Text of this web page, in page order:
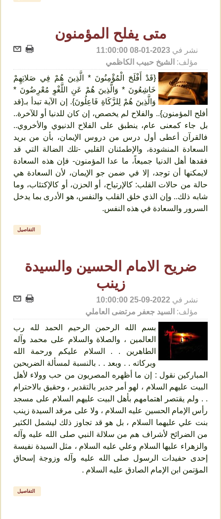
متى يفلح المؤمنون
نشر في 2023-01-08 11:00:00
مؤلف: الشيخ حبيب الكاظمي
{قَدْ أَفْلَحَ الْمُؤْمِنُونَ * الَّذِينَ هُمْ فِي صَلاتِهِمْ
خَاشِعُونَ * وَالَّذِينَ هُمْ عَنِ اللَّغْوِ مُعْرِضُونَ *
وَالَّذِينَ هُمْ لِلزَّكَاةِ فَاعِلُونَ}. إن الآية تبدأ بـ{قد
أفلح المؤمنون}.. والفلاح لم يخصص، إن كان للدنيا أو للآخرة..
بل جاء كمعنى عام، ينطبق على الفلاح الدنيوي والأخروي..
فالقرآن أعطى أول درس من دروس الإيمان، بأن من يريد
السعادة المنشودة، والإطمئنان القلبي -تلك الضالة التي قد
فقدها أهل الدنيا جميعاً، ما عدا المؤمنون- فإن هذه السعادة
لايمكنها أن توجد، إلا في ضمن جو الإيمان، لأن السعادة هي
حالة من حالات القلب: كالإرتياح، أو الحزن، أو كالإكتئاب، وما
شابه ذلك.. وإن الذي خلق القلب والنفس، هو الأدرى بما يدخل
السرور والسعادة في هذه النفس.
التفاصيل
ضريح الامام الحسين والسيدة
زينب
نشر في 2022-09-25 10:00:00
مؤلف: السيد جعفر مرتضى العاملي
بسم الله الرحمن الرحيم الحمد لله رب
العالمين ، والصلاة والسلام على محمد وآله
الطاهرين . . السلام عليكم ورحمة الله
وبركاته . . وبعد . . بالنسبة لمسألة الضريحين
المباركين نقول : إن ما أظهره المصريون من حب وولاء لأهل
البيت عليهم السلام ، لهو أمر جدير بالتقدير ، وحقيق بالاحترام
. . ولم يقتصر اهتمامهم بأهل البيت عليهم السلام على مسجد
رأس الإمام الحسين عليه السلام ، ولا على مرقد السيدة زينب
بنت علي عليهما السلام ، بل هو قد تجاوز ذلك ليشمل الكثير
من الضرائح لأشراف هم من سلالة النبي صلى الله عليه وآله
والزهراء عليها السلام وعلي عليه السلام ، مثل السيدة نفيسة
إحدى حفيدات الرسول صلى الله عليه وآله وزوجة إسحاق
المؤتمن ابن الإمام الصادق عليه السلام .
التفاصيل